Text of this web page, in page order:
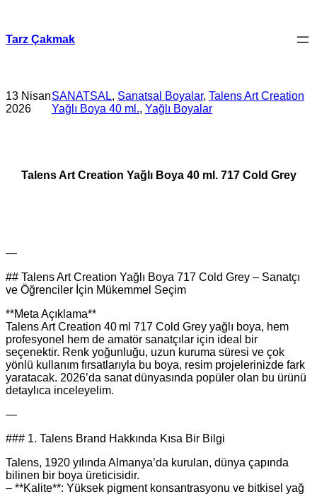
Tarz Çakmak
13 Nisan
2026
SANATSAL, Sanatsal Boyalar, Talens Art Creation
Yağlı Boya 40 ml., Yağlı Boyalar
Talens Art Creation Yağlı Boya 40 ml. 717 Cold Grey
—
## Talens Art Creation Yağlı Boya 717 Cold Grey – Sanatçı
ve Öğrenciler İçin Mükemmel Seçim
**Meta Açıklama**
Talens Art Creation 40 ml 717 Cold Grey yağlı boya, hem
profesyonel hem de amatör sanatçılar için ideal bir
seçenektir. Renk yoğunluğu, uzun kuruma süresi ve çok
yönlü kullanım fırsatlarıyla bu boya, resim projelerinizde fark
yaratacak. 2026’da sanat dünyasında popüler olan bu ürünü
detaylıca inceleyelim.
—
### 1. Talens Brand Hakkında Kısa Bir Bilgi
Talens, 1920 yılında Almanya’da kurulan, dünya çapında
bilinen bir boya üreticisidir.
– **Kalite**: Yüksek pigment konsantrasyonu ve bitkisel yağ